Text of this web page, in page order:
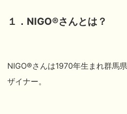
１．NIGO®さんとは？
NIGO®さんは1970年生まれ群馬
ザイナー。